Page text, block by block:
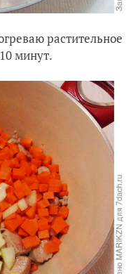
растительное
минут.